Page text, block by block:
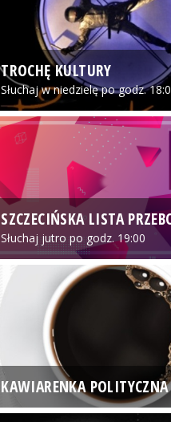
TROCHĘ KULTURY
Słuchaj w niedzielę po godz.
SZCZECIŃSKA LISTA
Słuchaj jutro po godz. 19:00
KAWIARENKA POLITYCZNA